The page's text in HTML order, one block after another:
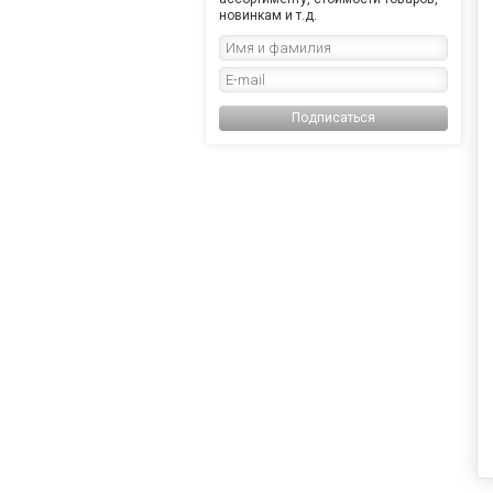
новинкам и т.д.
Подписаться